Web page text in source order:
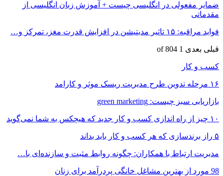
ضمایر مفعولی در انگلیسی چیست + آموزش زبان انگلیسی از
مقدماتی
فواید مراقبه: ۱۵ تاثیر مدیتیشن در افزایش قدرت مغز، تمرکز و…
قبلی بعدی 1 of 804
کسب و کار
۱۶ مرحله تدوین طرح مدیریت ریسک موثر و کارامد
بازاریابی سبز چیست: green marketing
۱۰ چیز از راه اندازی کسب و کار جدید که هیچکس به شما نمی‌گوید
۵ راز برندسازی که هر کسب و کار باید بداند
مدیریت ارتباط با همکاران: چگونه روابط مثبت و سازنده‌ای با…
98 مورد از بهترین مشاغل خانگی پردرآمد برای زنان